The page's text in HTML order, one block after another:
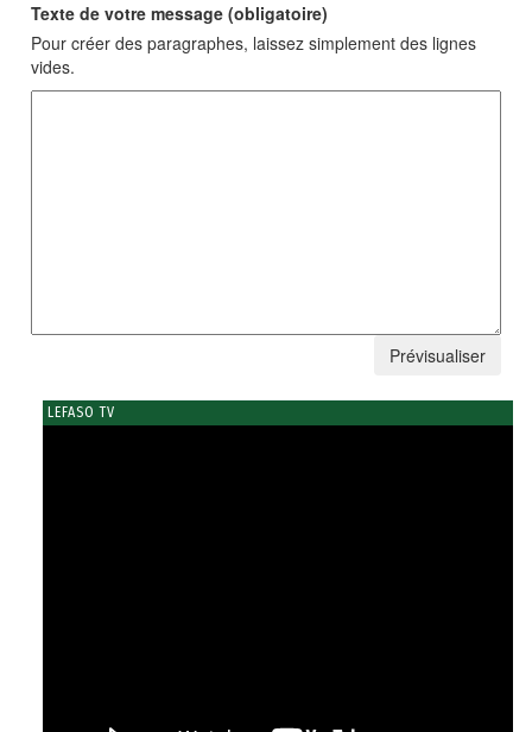
Texte de votre message (obligatoire)
Pour créer des paragraphes, laissez simplement des lignes
vides.
LEFASO TV